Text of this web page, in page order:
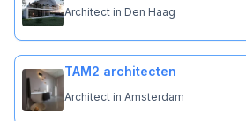
Architect in Den Haag
TAM2 architecten
Architect in Amsterdam